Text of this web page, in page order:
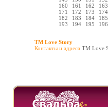
160
161 162
163
171
172 173
174
182
183 184
185
193
194 195 196
ТМ Love Story
Контакты и адресаТМ Love